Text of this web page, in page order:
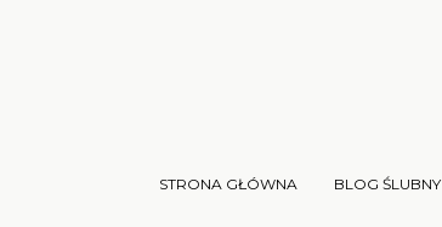
STRONA GŁÓWNA BLOG ŚLUBNY